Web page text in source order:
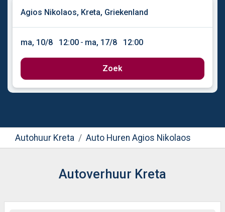
ma, 10/8 12:00 - ma, 17/8 12:00
Zoek
Autohuur Kreta Auto Huren Agios Nikolaos
Autoverhuur Kreta